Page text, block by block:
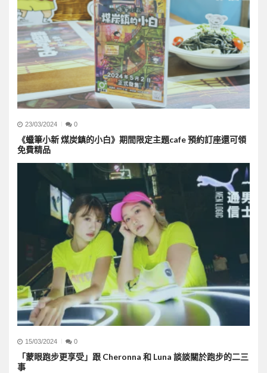
23/03/2024 0
《蠟筆小新 煤炭鎮的小白》期間限定主題cafe 預約訂座還可領
免費精品
15/03/2024 0
「蒙眼跑步更享受」跟 Cheronna 和 Luna 談談關於跑步的二三
事